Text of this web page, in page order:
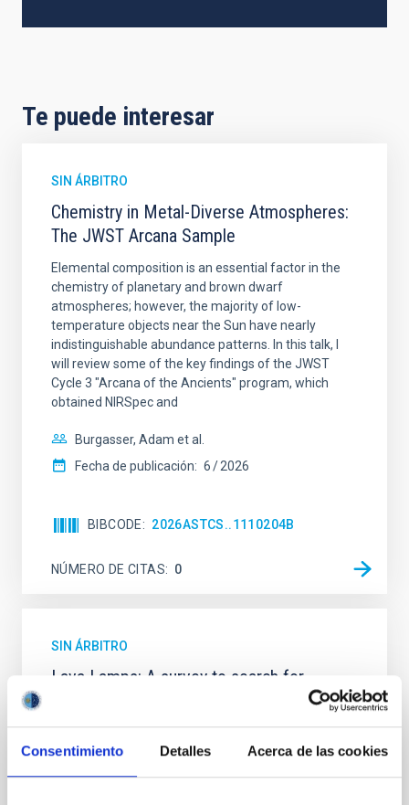
Consentimiento Detalles Acerca de las cookies
Te puede interesar
SIN ÁRBITRO
Chemistry in Metal-Diverse Atmospheres:
The JWST Arcana Sample
Elemental composition is an essential factor in the
chemistry of planetary and brown dwarf
atmospheres; however, the majority of low-
temperature objects near the Sun have nearly
indistinguishable abundance patterns. In this talk, I
will review some of the key findings of the JWST
Cycle 3 "Arcana of the Ancients" program, which
obtained NIRSpec and
Burgasser, Adam et al.
Fecha de publicación: 6 2026
BIBCODE 2026ASTCS..1110204B
NÚMERO DE CITAS 0
SIN ÁRBITRO
Lava Lamps: A survey to search for
silicate vapor atmospheres in the ultra-hot
terrestrial planet population
Ultra-hot rocky exoplanets above 1700 K may
possess dayside temperatures that are hot enough